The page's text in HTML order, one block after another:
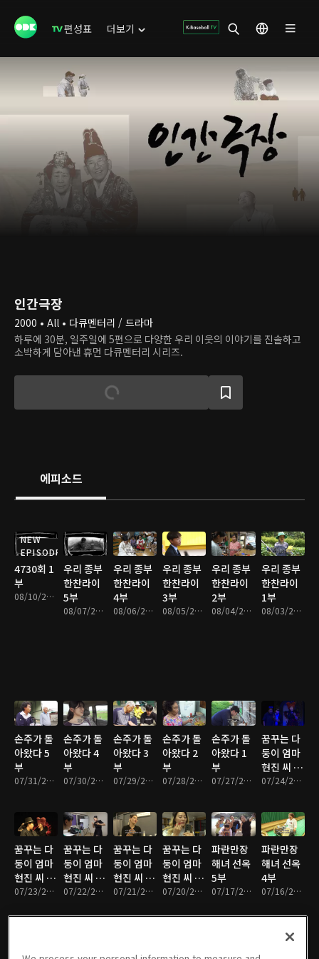
편성표 더보기
인간극장
2000 • All • 다큐멘터리 / 드라마
하루에 30분, 일주일에 5편으로 다양한 우리 이웃의 이야기를 진솔하고
소박하게 담아낸 휴먼 다큐멘터리 시리즈.
에피소드
NEW
EPISODE
4730회 1
부
08/10/2026 • 33분
우리 종부
한찬라이
5부
08/07/2026 • 34분
우리 종부
한찬라이
4부
08/06/2026 • 33분
우리 종부
한찬라이
3부
08/05/2026 • 33분
우리 종부
한찬라이
2부
08/04/2026 • 33분
우리 종부
한찬라이
1부
08/03/2026 • 33분
손주가 돌
아왔다 5
부
07/31/2026 • 33분
손주가 돌
아왔다 4
부
07/30/2026 • 33분
손주가 돌
아왔다 3
부
07/29/2026 • 33분
손주가 돌
아왔다 2
부
07/28/2026 • 33분
손주가 돌
아왔다 1
부
07/27/2026 • 33분
꿈꾸는 다
둥이 엄마
현진 씨 5
부
07/24/2026 • 33분
꿈꾸는 다
둥이 엄마
현진 씨 4
부
07/23/2026 • 33분
꿈꾸는 다
둥이 엄마
현진 씨 3
부
07/22/2026 • 33분
꿈꾸는 다
둥이 엄마
현진 씨 2
부
07/21/2026 • 33분
꿈꾸는 다
둥이 엄마
현진 씨 1
부
07/20/2026 • 33분
파란만장
해녀 선옥
5부
07/17/2026 • 33분
파란만장
해녀 선옥
4부
07/16/2026 • 33분